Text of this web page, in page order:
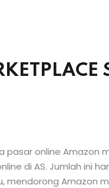
pasar online Amazon
di AS. Jumlah ini
mendorong Amazon